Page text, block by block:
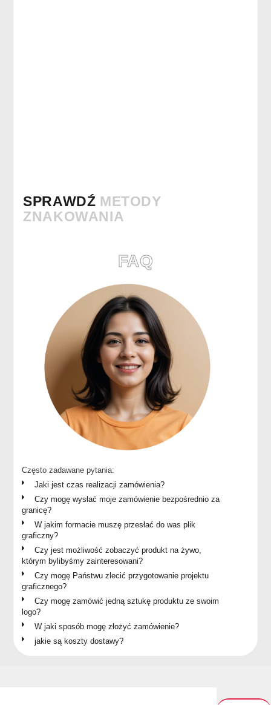
SPRAWDŹ METODY
ZNAKOWANIA
FAQ
Często zadawane pytania:
Jaki jest czas realizacji zamówienia?
Czy mogę wysłać moje zamówienie bezpośrednio za
granicę?
W jakim formacie muszę przesłać do was plik
graficzny?
Czy jest możliwość zobaczyć produkt na żywo,
którym bylibyśmy zainteresowani?
Czy mogę Państwu zlecić przygotowanie projektu
graficznego?
Czy mogę zamówić jedną sztukę produktu ze swoim
logo?
W jaki sposób mogę złożyć zamówienie?
jakie są koszty dostawy?